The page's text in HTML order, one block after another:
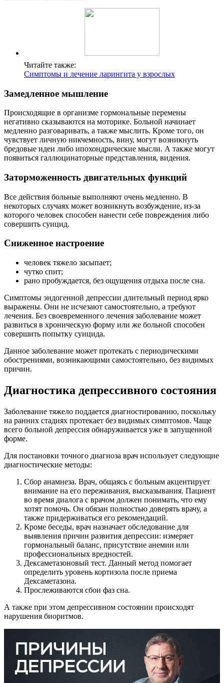
Читайте также:
Симптомы и лечение ларингита у взрослых
Замедленное мышление
Происходящие в организме гормональные перемены
негативно сказываются на моторике. Больной начинает
медленно разговаривать, а также мыслить. Кроме того, он
чувствует личную никчемность, вину, могут возникнуть
бредовые идеи либо ипохондрические мысли. А также могут
появиться галлюцинаторные представления, видения.
Заторможенность двигательных функций
Все действия больные выполняют очень медленно. В
некоторых случаях может возникнуть возбуждение, из-за
которого человек способен нанести себе повреждения либо
совершить суицид.
Сниженное настроение
человек тяжело засыпает;
чутко спит;
рано пробуждается, без ощущения отдыха после сна.
Симптомы эндогенной депрессии длительный период ярко
выражены. Они не исчезают самостоятельно, а требуют
лечения. Без своевременного лечения заболевание может
развиться в хроническую форму или же больной способен
совершить попытку суицида.
Данное заболевание может протекать с периодическими
обострениями, возникающими самостоятельно, без видимых
причин.
Диагностика депрессивного состояния
Заболевание тяжело поддается диагностированию, поскольку
на ранних стадиях протекает без видимых симптомов. Чаще
всего больной депрессия обнаруживается уже в запущенной
форме.
Для постановки точного диагноза врач использует следующие
диагностические методы:
Сбор анамнеза. Врач, общаясь с больным акцентирует
внимание на его переживания, высказывания. Пациент
во время диалога с врачом должен понимать, что ему
хотят помочь. Он обязан полностью доверять врачу, а
также придерживаться его рекомендаций.
Кроме беседы, врач назначает обследование для
выявления причин развития депрессии: измеряет
гормональный баланс, присутствие анемии или
профессиональных вредностей.
Дексаметазоновый тест. Данный метод помогает
определить уровень кортизола после приема
Дексаметазона.
Прослеживаются сбои фаз сна.
А также при этом депрессивном состоянии происходят
нарушения биоритмов.